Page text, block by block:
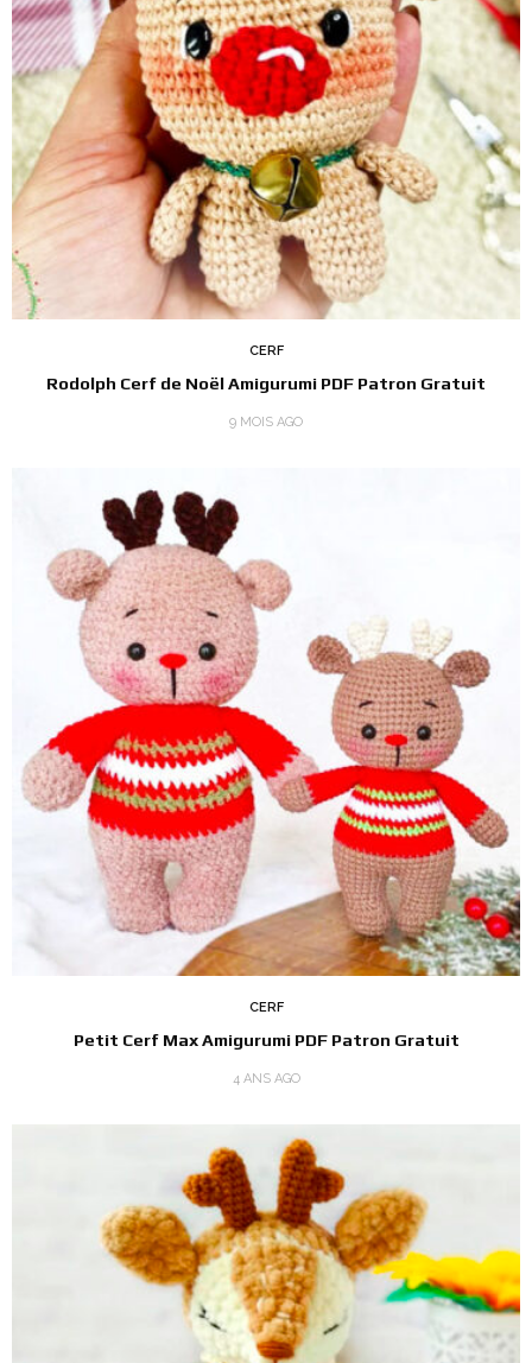
CERF
Rodolph Cerf de Noël Amigurumi PDF Patron Gratuit
9 MOIS AGO
CERF
Petit Cerf Max Amigurumi PDF Patron Gratuit
4 ANS AGO